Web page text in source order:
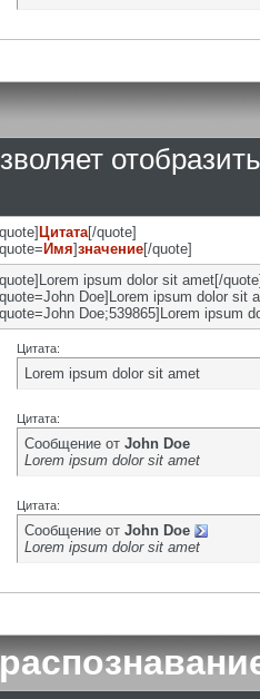
Цитата[/quote]
Имя]значение[/quote]
ipsum dolor sit amet[/
Doe]Lorem ipsum dolor sit
Doe;539865]Lorem ipsum
Цитата:
Lorem ipsum dolor sit amet
Цитата:
Сообщение от John Doe
Lorem ipsum dolor sit amet
Цитата:
Сообщение от John Doe
Lorem ipsum dolor sit amet